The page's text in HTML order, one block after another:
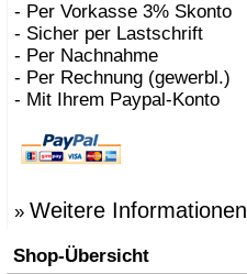
- Per Vorkasse 3% Skonto
- Sicher per Lastschrift
- Per Nachnahme
- Per Rechnung (gewerbl.)
- Mit Ihrem Paypal-Konto
» Weitere Informationen
Shop-Übersicht